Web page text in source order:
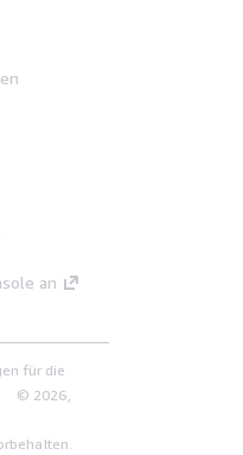
an
für die
© 2026,